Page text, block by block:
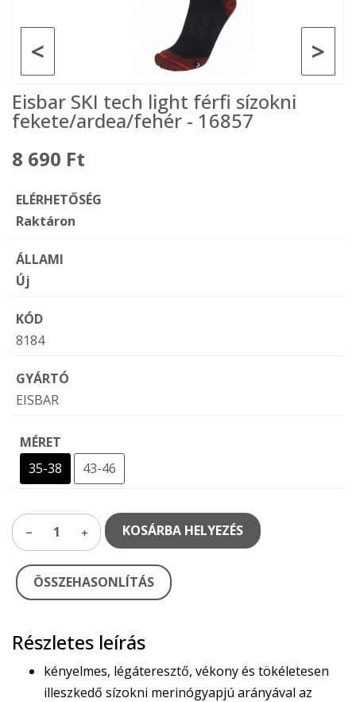
>
<
Eisbar SKI tech light férfi sízokni
fekete/ardea/fehér - 16857
8 690 Ft
ELÉRHETŐSÉG
Raktáron
ÁLLAMI
Új
KÓD
8184
GYÁRTÓ
EISBAR
MÉRET
35-38
43-46
1 KOSÁRBA HELYEZÉS
ÖSSZEHASONLÍTÁS
Részletes leírás
kényelmes, légáteresztő, vékony és tökéletesen
illeszkedő sízokni merinógyapjú arányával az